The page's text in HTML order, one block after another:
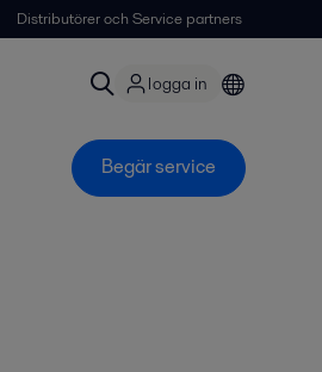
Distributörer och Service partners
logga in
Begär service